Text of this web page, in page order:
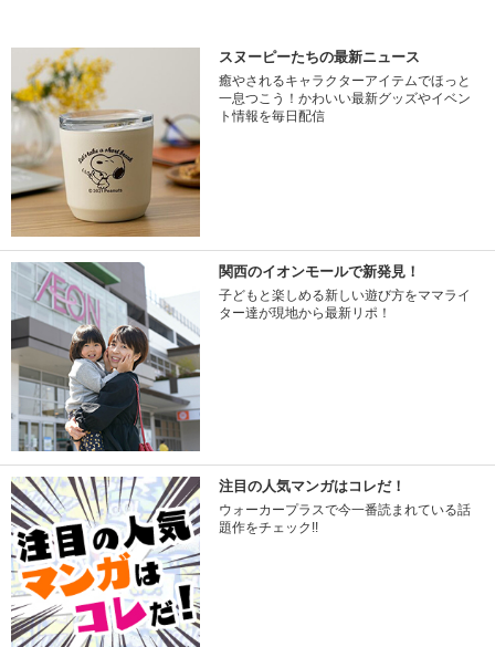
スヌーピーたちの最新ニュース
癒やされるキャラクターアイテムでほっと
一息つこう！かわいい最新グッズやイベン
ト情報を毎日配信
関西のイオンモールで新発見！
子どもと楽しめる新しい遊び方をママライ
ター達が現地から最新リポ！
注目の人気マンガはコレだ！
ウォーカープラスで今一番読まれている話
題作をチェック!!